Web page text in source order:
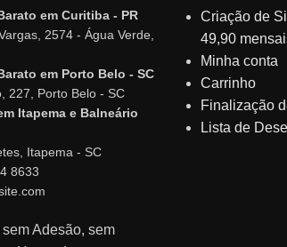
em Curitiba - PR
2574 - Água Verde,
em Porto Belo - SC
227, Porto Belo - SC
Itapema e Balneário
Itapema - SC
8633
Adesão, sem
Criação de
49,90
Minha conta
Carrinho
Finalização
Lista de